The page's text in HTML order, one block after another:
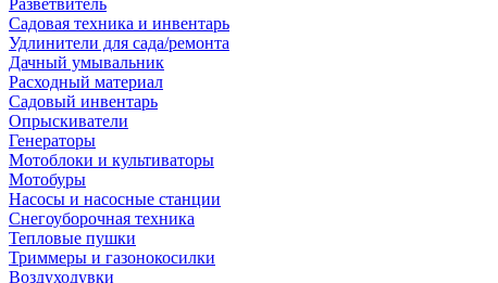
Разветвитель
Садовая техника и инвентарь
Удлинители для сада/ремонта
Дачный умывальник
Расходный материал
Садовый инвентарь
Опрыскиватели
Генераторы
Мотоблоки и культиваторы
Мотобуры
Насосы и насосные станции
Снегоуборочная техника
Тепловые пушки
Триммеры и газонокосилки
Воздуходувки